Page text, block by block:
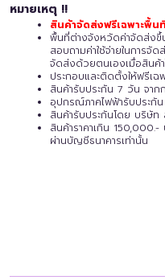
หมายเหตุ !!
สินค้าจัดส่งฟรีเฉพาะพื้
พื้นที่ต่างจังหวัดค่าจัดส่งขึ้
สอบถามค่าใช้จ่ายในการจั
จัดส่งด้วยตนเองเมื่อสินค้
ประกอบและติดตั้งให้ฟรีเ
สินค้ารับประกัน 7 วัน จา
อุปกรณ์ภาคไฟฟ้ารับประกั
สินค้ารับประกันโดย บริษัท
สินค้าราคาเกิน 150,000.-
ผ่านบัญชีธนาคารเท่านั้น